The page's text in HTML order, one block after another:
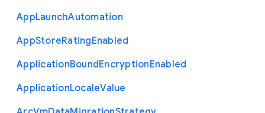
AppLaunchAutomation
AppStoreRatingEnabled
ApplicationBoundEncryptionEnabled
ApplicationLocaleValue